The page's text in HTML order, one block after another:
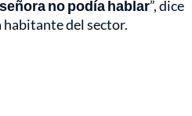
no podía hablar”, dice
del sector.